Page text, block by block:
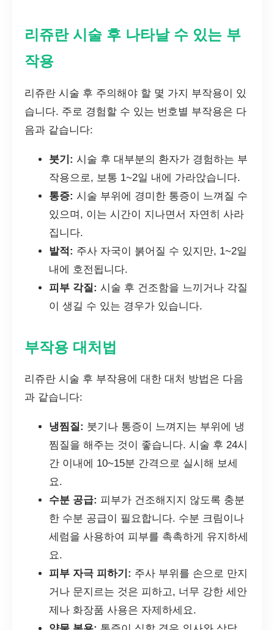
리쥬란 시술 후 나타날 수 있는 부
작용
리쥬란 시술 후 주의해야 할 몇 가지 부작용이 있
습니다. 주로 경험할 수 있는 번호별 부작용은 다
음과 같습니다:
붓기: 시술 후 대부분의 환자가 경험하는 부
작용으로, 보통 1~2일 내에 가라앉습니다.
통증: 시술 부위에 경미한 통증이 느껴질 수
있으며, 이는 시간이 지나면서 자연히 사라
집니다.
발적: 주사 자국이 붉어질 수 있지만, 1~2일
내에 호전됩니다.
피부 각질: 시술 후 건조함을 느끼거나 각질
이 생길 수 있는 경우가 있습니다.
부작용 대처법
리쥬란 시술 후 부작용에 대한 대처 방법은 다음
과 같습니다:
냉찜질: 붓기나 통증이 느껴지는 부위에 냉
찜질을 해주는 것이 좋습니다. 시술 후 24시
간 이내에 10~15분 간격으로 실시해 보세
요.
수분 공급: 피부가 건조해지지 않도록 충분
한 수분 공급이 필요합니다. 수분 크림이나
세럼을 사용하여 피부를 촉촉하게 유지하세
요.
피부 자극 피하기: 주사 부위를 손으로 만지
거나 문지르는 것은 피하고, 너무 강한 세안
제나 화장품 사용은 자제하세요.